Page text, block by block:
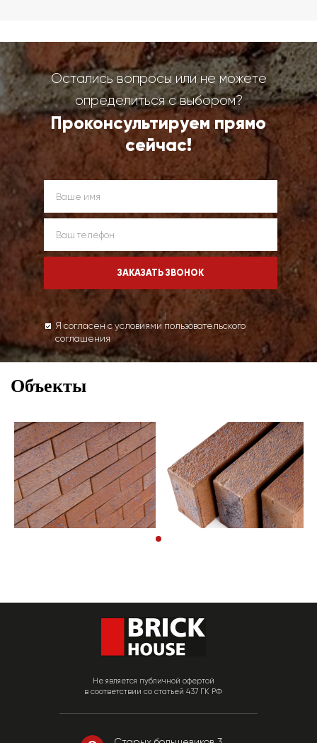
Остались вопросы или не можете
определиться с выбором?
Проконсультируем прямо
сейчас!
Я согласен с условиями пользовательского
соглашения
Объекты
Не является публичной офертой
в соответствии со статьей 437 ГК РФ